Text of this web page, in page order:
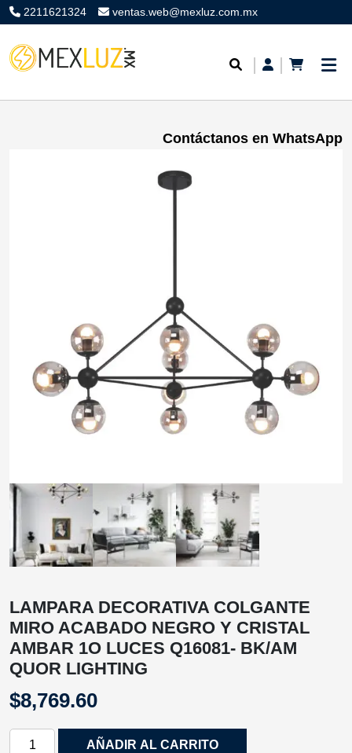
2211621324 ventas.web@mexluz.com.mx
Contáctanos en WhatsApp
LAMPARA DECORATIVA COLGANTE
MIRO ACABADO NEGRO Y CRISTAL
AMBAR 1O LUCES Q16081- BK/AM
QUOR LIGHTING
$8,769.60
LAMPARA
AÑADIR AL CARRITO